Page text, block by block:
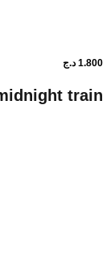
The